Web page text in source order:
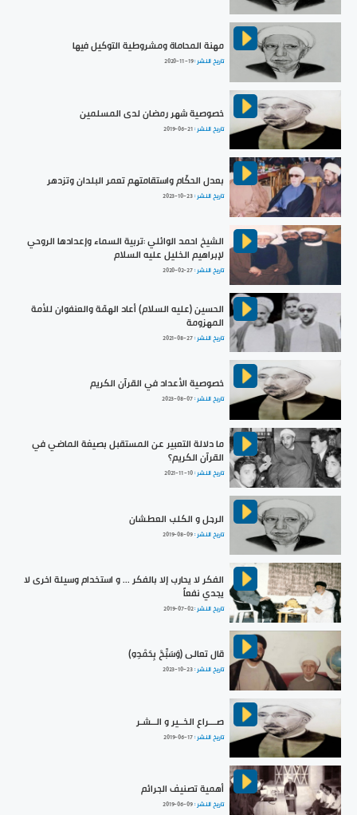
مهنة المحاماة ومشروطية التوكيل فيها
تاريخ النشر :2020-11-19
خصوصية شهر رمضان لدى المسلمين
تاريخ النشر :2019-06-21
بعدل الحكّام واستقامتهم تعمر البلدان وتزدهر
تاريخ النشر :2023-10-23
الشيخ احمد الوائلي :تربية السماء وإعدادها الروحي
لإبراهيم الخليل عليه السلام
تاريخ النشر :2020-02-27
الحسين (عليه السلام) أعاد الهمّة والعنفوان للأمة
المهزومة
تاريخ النشر :2021-08-27
خصوصية الأعداد في القرآن الكريم
تاريخ النشر :2023-08-07
ما دلالة التعبير عن المستقبل بصيغة الماضي في
القرآن الكريم؟
تاريخ النشر :2021-11-10
الرجل و الكلب العطشان
تاريخ النشر :2019-08-09
الفكر لا يحارب إلا بالفكر ... و استخدام وسيلة اخرى لا
يجدي نفعاً
تاريخ النشر :2019-07-02
قال تعالى (وَسَبِّحْ بِحَمْدِهِ)
تاريخ النشر :2023-10-23
صـــراع الخــير و الــشـر
تاريخ النشر :2019-06-17
أهمية تصنيف الجرائم
تاريخ النشر :2019-06-09